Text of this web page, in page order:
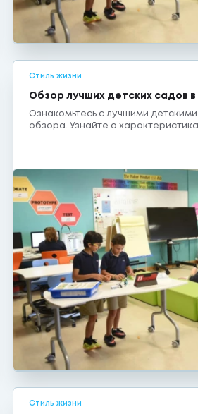
Стиль жизни
Обзор лучших детских садов
Ознакомьтесь с лучшими
обзора. Узнайте о
Стиль жизни